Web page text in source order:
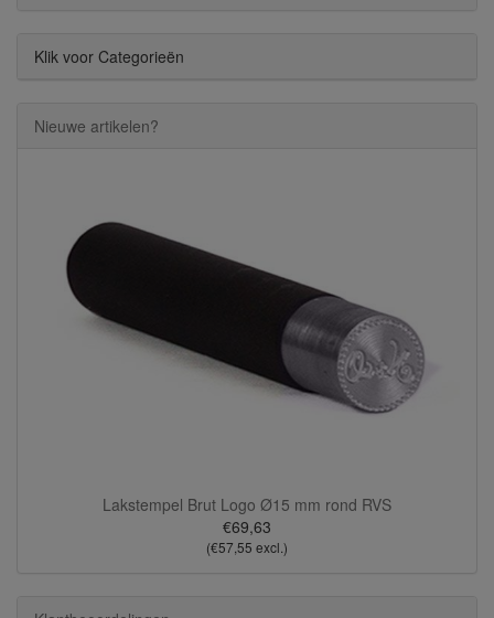
Klik voor Categorieën
Nieuwe artikelen?
Lakstempel Brut Logo Ø15 mm rond RVS
€69,63
(€57,55 excl.)